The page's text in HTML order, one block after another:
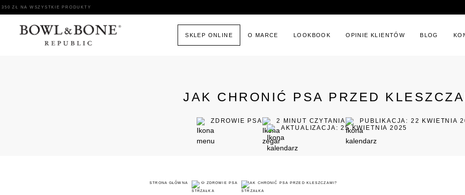
SKLEP ONLINE O MARCE LOOKBOOK OPINIE KLIENTÓW BLOG
JAK CHRONIĆ PSA PRZED
ZDROWIE PSA 2 MINUT CZYTANIA
PUBLIKACJA: 22 KWIETNIA
AKTUALIZACJA: 25 KWIETNIA 2025
STRONA GŁÓWNA 🐶 ZDROWIE PSA JAK CHRONIĆ PSA PRZED KLESZCZAMI?